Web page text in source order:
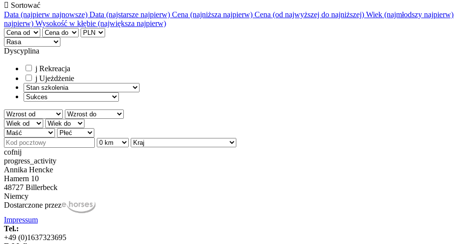
 Sortować
Data (najpierw najnowsze) Data (najstarsze najpierw) Cena (najniższa najpierw) Cena (od najwyższej do najniższej) Wiek (najmłodszy najpierw)
najpierw) Wysokość w kłębie (największa najpierw)
Dyscyplina
j Rekreacja
j Ujeżdżenie
cofnij
progress_activity
Annika Hencke
Hamern 10
48727 Billerbeck
Niemcy
Dostarczone przez
Impressum
Tel.:
+49 (0)1637323695